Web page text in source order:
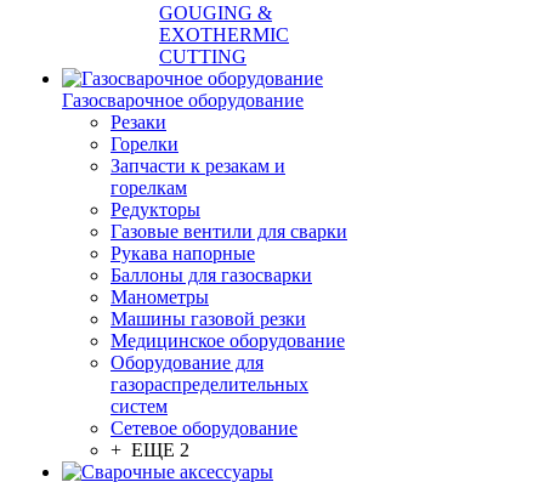
GOUGING &
EXOTHERMIC
CUTTING
Газосварочное оборудование
Резаки
Горелки
Запчасти к резакам и
горелкам
Редукторы
Газовые вентили для сварки
Рукава напорные
Баллоны для газосварки
Манометры
Машины газовой резки
Медицинское оборудование
Оборудование для
газораспределительных
систем
Сетевое оборудование
+ ЕЩЕ 2